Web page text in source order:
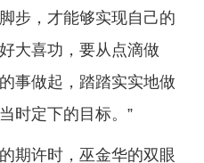
步，才能够实现自己的
大喜功，要从点滴做
事做起，踏踏实实地做
时定下的目标。”
期许时，巫金华的双眼